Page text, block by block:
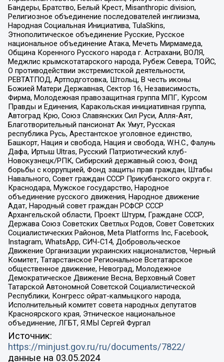
Бандеры, Братство, Белый Крест, Misanthropic division,
Религиозное объединение последователей инглиизма,
Народная Социальная Инициатива, TulaSkins,
Этнополитическое объединение Русские, Русское
национальное объединение Атака, Мечеть Мирмамеда,
Община Коренного Русского народа г. Астрахани, ВОЛЯ,
Меджлис крымскотатарского народа, Рубеж Севера, ТОЙС,
О противодействии экстремистской деятельности,
РЕВТАТПОД, Артподготовка, Штольц, В честь иконы
Божией Матери Державная, Сектор 16, Независимость,
Фирма, Молодежная правозащитная группа МПГ, Курсом
Правды и Единения, Каракольская инициативная группа,
Автоград Крю, Союз Славянских Сил Руси, Алля-Аят,
Благотворительный пансионат Ак Умут, Русская
республика Русь, Арестантское уголовное единство,
Башкорт, Нация и свобода, Нация и свобода, W.H.С., Фалунь
Дафа, Иртыш Ultras, Русский Патриотический клуб-
Новокузнецк/РПК, Сибирский державный союз, Фонд
борьбы с коррупцией, Фонд защиты прав граждан, Штабы
Навального, Совет граждан СССР Прикубанского округа г.
Краснодара, Мужское государство, Народное
объединение русского движения, Народное движение
Адат, Народный совет граждан РСФСР СССР
Архангельской области, Проект Штурм, Граждане СССР,
Держава Союз Советских Светлых Родов, Совет Советских
Социалистических Районов, Meta Platforms Inc, Facebook,
Instagram, WhatsApp, СИЧ-С14, Добровольческое
Движение Организации украинских националистов, Черный
Комитет, Татарстанское Региональное Всетатарское
общественное движение, Невоград, Молодежное
Демократическое Движение Весна, Верховный Совет
Татарской Автономной Советской Социалистической
Республики, Конгресс ойрат-калмыцкого народа,
Исполнительный комитет совета народных депутатов
Красноярского края, Этническое национальное
объединение, ЛГБТ, Я.МЫ Сергей Фургал
Источник:
https://minjust.gov.ru/ru/documents/7822/
данные на 03.05.2024